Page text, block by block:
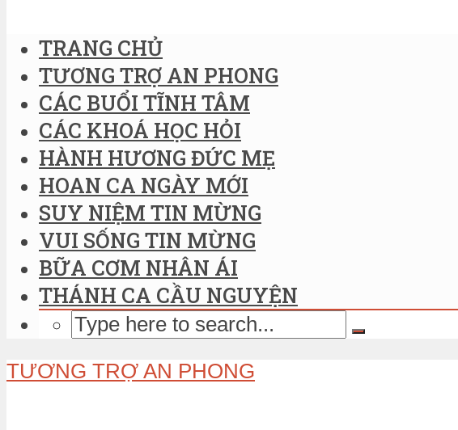
TRANG CHỦ
TƯƠNG TRỢ AN PHONG
CÁC BUỔI TĨNH TÂM
CÁC KHOÁ HỌC HỎI
HÀNH HƯƠNG ĐỨC MẸ
HOAN CA NGÀY MỚI
SUY NIỆM TIN MỪNG
VUI SỐNG TIN MỪNG
BỮA CƠM NHÂN ÁI
THÁNH CA CẦU NGUYỆN
TƯƠNG TRỢ AN PHONG